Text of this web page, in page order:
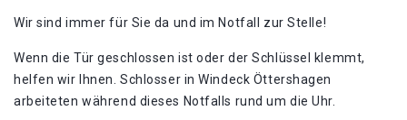
Wir sind immer für Sie da und im Notfall zur Stelle!
Wenn die Tür geschlossen ist oder der Schlüssel klemmt,
helfen wir Ihnen. Schlosser in Windeck Öttershagen
arbeiteten während dieses Notfalls rund um die Uhr.